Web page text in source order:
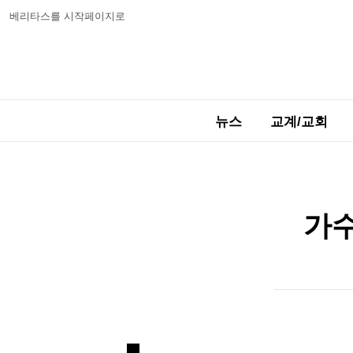
베리타스를 시작페이지로
뉴스 교계/교회
가